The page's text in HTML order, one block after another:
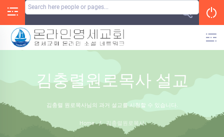
김충렬원로목사 설교
김충렬 원로목사님의 과거 설교를 시청할 수 있습니다.
Home / 김충렬원로목사